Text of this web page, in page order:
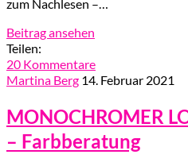
zum Nachlesen –…
Beitrag ansehen
Teilen:
20 Kommentare
Martina Berg 14. Februar 2021
MONOCHROMER
– Farbberatung